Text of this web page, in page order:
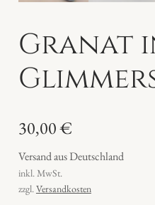
Granat
30,00€
Versand aus Deutschland
inkl. MwSt.
zzgl.Versandkosten